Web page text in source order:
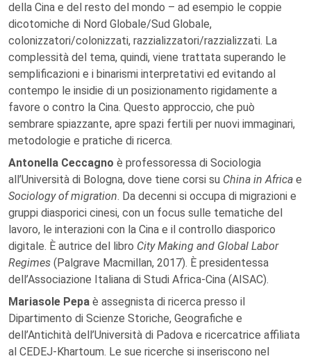
della Cina e del resto del mondo – ad esempio le coppie
dicotomiche di Nord Globale/Sud Globale,
colonizzatori/colonizzati, razzializzatori/razzializzati. La
complessità del tema, quindi, viene trattata superando le
semplificazioni e i binarismi interpretativi ed evitando al
contempo le insidie di un posizionamento rigidamente a
favore o contro la Cina. Questo approccio, che può
sembrare spiazzante, apre spazi fertili per nuovi immaginari,
metodologie e pratiche di ricerca.
Antonella Ceccagno è professoressa di Sociologia
all’Università di Bologna, dove tiene corsi su China in Africa e
Sociology of migration. Da decenni si occupa di migrazioni e
gruppi diasporici cinesi, con un focus sulle tematiche del
lavoro, le interazioni con la Cina e il controllo diasporico
digitale. È autrice del libro City Making and Global Labor
Regimes (Palgrave Macmillan, 2017). È presidentessa
dell’Associazione Italiana di Studi Africa-Cina (AISAC).
Mariasole Pepa è assegnista di ricerca presso il
Dipartimento di Scienze Storiche, Geografiche e
dell’Antichità dell’Università di Padova e ricercatrice affiliata
al CEDEJ-Khartoum. Le sue ricerche si inseriscono nel